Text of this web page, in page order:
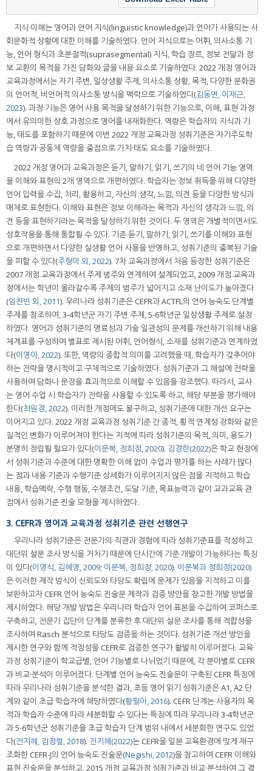
지식·이해는 영어과 언어 지식(linguistic knowledge)과 언어가 사용되는 사
회문화적 상황에 대한 이해를 기술하였다. 언어 지식으로는 어휘, 의사소통 기
능, 언어 형식과 초분절적(suprasegmental) 지식, 학습 장르, 정보 전달과 정
보 교환의 목적을 가진 담화와 글을 내용 요소로 기술하였다. 2022 개정 영어과
교육과정에서는 자기 주변, 일상생활 주제, 의사소통 상황, 목적, 다양한 문화권
의 언어적, 비언어적 의사소통 방식을 맥락으로 기술하였다(김동연, 이재근,
2023). 과정·기능은 영어 사용 목적을 달성하기 위한 기능으로, 이해, 표현 과정
에서 유의미한 상호 과정으로 영어를 내재화한다. 역량은 학습자의 지식과 기
능, 태도를 포함하기 때문에 이번 2022 개정 교육과정 성취기준은 자기주도학
습 역량과 공동체 역량을 중점으로 가치·태도 요소를 기술하였다.
2022 개정 영어과 교육과정은 듣기, 말하기, 읽기, 쓰기의 네 언어 기능 영역
을 이해와 표현의 2개 영역으로 개편하였다. 학습자는 정보 취득을 위해 다양한
언어 입력을 수집, 처리, 활용하고, 자신의 생각, 느낌, 의견 등을 다양한 방식과
매체로 표현한다. 이해와 표현은 정보 이해라는 목적과 자신의 생각과 느낌, 의
견 등을 표현하기라는 목적을 달성하기 위한 것이다. 두 영역은 개별적이면서도
상호작용을 통해 통합될 수 있다. 기존 듣기, 말하기, 읽기, 쓰기를 이해와 표현
으로 개편하면서 다양한 실생활 언어 사용을 반영하고, 성취기준의 중복된 기술
을 피할 수 있다(주형미 외, 2022). 7차 교육과정에서 처음 등장한 성취기준은
2007 개정 교육과정에서 주제 범주와 연계하여 설계되었고, 2009 개정 교육과
정에서는 학년이 올라갈수록 주제의 범주가 넓어지고 소재 난이도가 높아졌다
(임찬빈 외, 2011). 우리나라 성취기준은 CEFR과 ACTFL의 언어 능숙도 단계별
주제를 참조하여, 3-4학년군 자기 주변 주제, 5-6학년군 일상생활 주제로 설정
하였다. 영어과 성취기준의 명료성과 기술 일관성의 문제를 개선하기 위해 내용
체계표를 구성하여 별표로 제시된 어휘, 언어형식, 소재를 성취기준과 연계하였
다(이영아, 2022). 또한, 역량의 종합적 의미를 고려했을 때, 학습자가 갖추어야
하는 전략을 명시적이고 구체적으로 기술하였다. 성취기준과 그 해설에 전략을
사용하여 담화나 문장을 효과적으로 이해할 수 있음을 강조했다. 따라서, 교사
는 영어 수업 시 학습자가 전략을 사용할 수 있도록 하고, 해당 부분을 평가해야
한다(최원경, 2022). 이러한 개정에도 불구하고, 성취기준에 대한 개선 요구는
이어지고 있다. 2022 개정 교육과정 성취기준 간 종적, 횡적 연계성 강화와 같은
질적인 변화가 이루어져야 한다는 지적에 따라 성취기준의 목적, 의미, 용도가
분명히 정립될 필요가 있다(이문복, 정희정, 2020). 김경한(2022)은 학교 현장에
서 성취기준과 수준에 대한 명확한 이해 없이 수업과 평가를 하는 사례가 많다
는 점과 내용 기준과 수행기준 상세화가 이루어지지 않은 점을 지적하고 학습
내용, 학습맥락, 수행 행동, 수행조건, 도달 기준, 목표능력과 같이 교과교육 관
점에서 성취기준 진술 모형을 제시하였다.
3. CEFR과 영어과 교육과정 성취기준 관련 선행연구
우리나라 성취기준은 전문가의 직관과 경험에 따라 성취기준표를 작성하고
대단위 설문 조사 방식을 거치기 때문에 단시간에 기준 개발이 가능하다는 특징
이 있다(이영식, 김혜영, 2009; 이문복, 정희정, 2020). 이문복과 정희정(2020)
은 이러한 제작 방식이 신뢰도와 타당도 확립에 문제가 있음을 지적하고 이를
보완하고자 CEFR 언어 능숙도 진술문 제작과 검증 방안을 참고한 개발 방법을
제시하였다. 해당 개발 방법은 우리나라 학습자 언어 표본을 수집하여 코퍼스로
구축하고, 전문가 집단이 단계를 분류한 후 대단위 설문 조사를 통해 적합성을
조사하여 Rasch 분석으로 타당도 검증을 하는 것이다. 성취기준 개선 방안을
제시한 연구와 함께 적정성을 CEFR로 검증한 연구가 활발히 이루어졌다. 교육
과정 성취기준이 학교급별, 언어 기능별로 나뉘었기 때문에, 각 분야별로 CEFR
과 비교·분석이 이루어졌다. 단계별 언어 능숙도 진술문이 구축된 CEFR 특징에
따라 우리나라 성취기준을 분석한 결과, 초등 영어 읽기 성취기준은 A1, A2 단
계와 같이 초급 학습자에 해당하였다(황필아, 2016). CEFR 단계는 사용자의 목
적과 학습자 수준에 따라 세분화할 수 있다는 특징에 따라 우리나라 3-4학년군
과 5-6학년군 성취기준을 초급 학습자 단계 범위 내에서 세분화한 연구도 있었
다(전지혜, 김정렬, 2018). 전지혜(2022)는 CEFR을 일본 교육환경에 맞게 재구
조화한 CEFR-J의 언어 능숙도 진술문(Negishi, 2012)을 참고하여 CEFR 이해와
표현 진술문을 분석하고, 2015 개정 교육과정 성취기준과 비교·분석하여 그 결